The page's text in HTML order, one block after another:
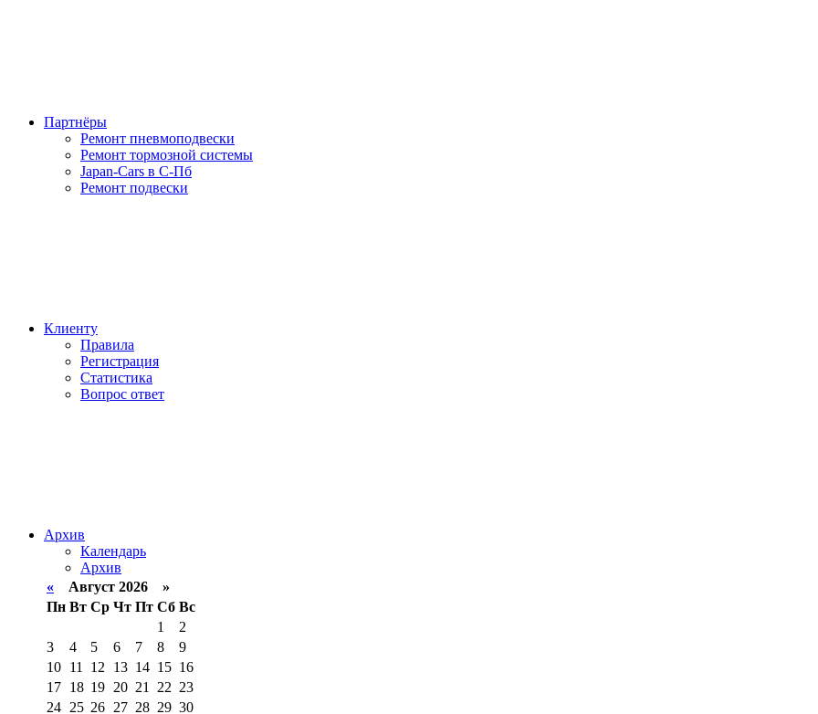
Партнёры
Ремонт пневмоподвески
Ремонт тормозной системы
Japan-Cars в С-Пб
Ремонт подвески
Клиенту
Правила
Регистрация
Статистика
Вопрос ответ
Архив
Календарь
Архив
« Август 2026 »
Пн Вт Ср Чт Пт Сб Вс
1
2
3
4 5 6 7 8
9
10 11 12 13 14 15 16
17 18 19 20 21 22 23
24 25 26 27 28 29 30